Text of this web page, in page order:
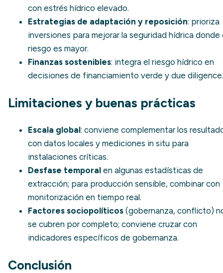
con estrés hídrico elevado.
Estrategias de adaptación y reposición: prioriza
inversiones para mejorar la seguridad hídrica donde
riesgo es mayor.
Finanzas sostenibles: integra el riesgo hídrico en
decisiones de financiamiento verde y due diligence.
Limitaciones y buenas prácticas
Escala global: conviene complementar los
con datos locales y mediciones in situ para
instalaciones críticas.
Desfase temporal en algunas estadísticas de
extracción; para producción sensible, combinar con
monitorización en tiempo real.
Factores sociopolíticos (gobernanza, conflicto)
se cubren por completo; conviene cruzar con
indicadores específicos de gobernanza.
Conclusión